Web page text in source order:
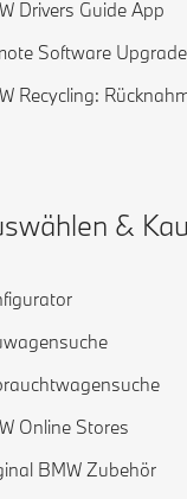
Drivers Guide App
Software
Recycling:
&
Online Stores
BMW Zubehör